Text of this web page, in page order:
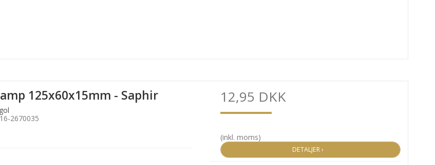
125x60x15mm - Saphir
2670035
12,95 DKK
(inkl. moms)
DETALJER ›